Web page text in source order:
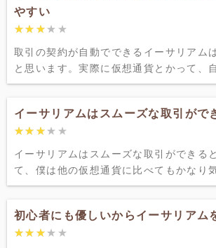
やすい
★★★★★
★★★★★
取引の契約が自動でできるイーサリアム
と思います。実際に仮想通貨とかって、
イーサリアムはスムーズな取引がで
★★★★★
★★★★★
イーサリアムはスムーズな取引ができる
て、僕は他の仮想通貨に比べてもかなり
初心者にも優しいからイーサリアム
★★★★★
★★★★★